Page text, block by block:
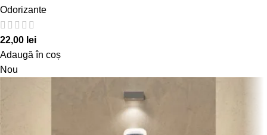
Odorizante
22,00 lei
Adaugă în coș
Nou